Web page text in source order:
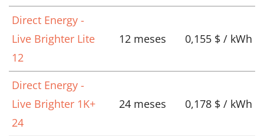
Direct Energy -
Live Brighter Lite
12
12 meses 0,155 $ / kWh
Direct Energy -
Live Brighter 1K+
24
24 meses 0,178 $ / kWh